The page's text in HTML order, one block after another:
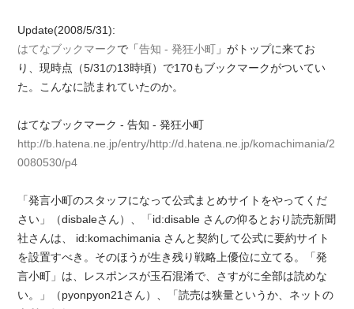
Update(2008/5/31):
はてなブックマークで「告知 - 発狂小町 」がトップに来てお
り、現時点（5/31の13時頃）で170もブックマークがついてい
た。こんなに読まれていたのか。
はてなブックマーク - 告知 - 発狂小町
http://b.hatena.ne.jp/entry/http://d.hatena.ne.jp/komachimania/2
0080530/p4
「発言小町のスタッフになって公式まとめサイトをやってくだ
さい」（disbaleさん）、「id:disable さんの仰るとおり読売新聞
社さんは、 id:komachimania さんと契約して公式に要約サイト
を設置すべき。そのほうが生き残り戦略上優位に立てる。「発
言小町」は、レスポンスが玉石混淆で、さすがに全部は読めな
い。」（pyonpyon21さん）、「読売は狭量というか、ネットの